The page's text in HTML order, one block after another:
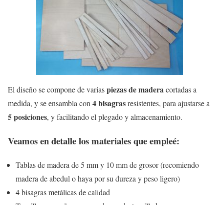
El diseño se compone de variaspiezas de maderacortadas a
medida, y se ensambla con 4 bisagrasresistentes, para ajustarse a
5 posiciones, y facilitando el plegado y almacenamiento.
Veamos en detalle los materiales que empleé:
Tablas de madera de 5 mm y 10 mm de grosor (recomiendo
madera de abedul o haya por su dureza y peso ligero)
4 bisagras metálicas de calidad